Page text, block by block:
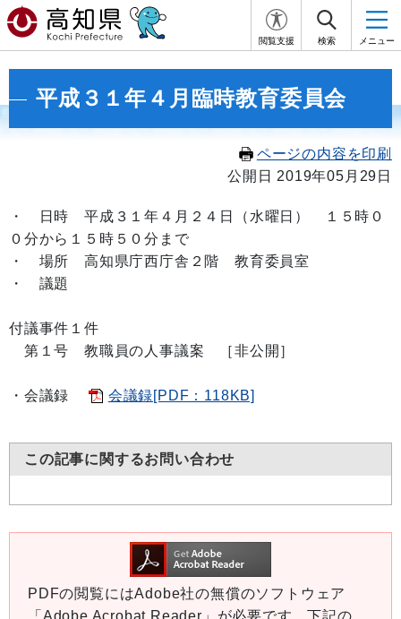
閲覧支援 検索 メニュー
平成３１年４月臨時教育委員会
ページの内容を印刷
公開日 2019年05月29日
・
日時 平成３１年４月２４日（水曜日） １５時０
０分から１５時５０分まで
・ 場所 高知県庁西庁舎２階 教育委員室
・ 議題
付議事件１件
第１号 教職員の人事議案 ［非公開］
・会議録 会議録[PDF：118KB]
この記事に関するお問い合わせ
PDFの閲覧にはAdobe社の無償のソフトウェア
「Adobe Acrobat Reader」が必要です。下記の